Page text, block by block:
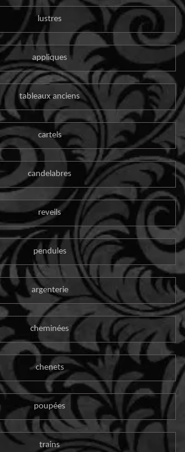
lustres
appliques
tableaux anciens
cartels
candelabres
reveils
pendules
argenterie
cheminées
chenets
poupées
trains